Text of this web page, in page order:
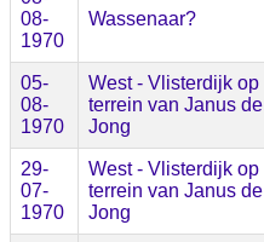
08-
1970
Wassenaar?
05-
08-
1970
West - Vlisterdijk op
terrein van Janus de
Jong
29-
07-
1970
West - Vlisterdijk op
terrein van Janus de
Jong